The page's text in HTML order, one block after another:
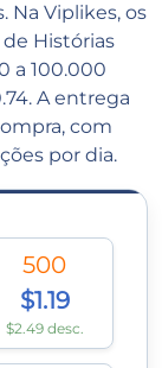
Na Viplikes, os
Histórias
a 100.000
A entrega
com
por dia.
500
$1.19
$2.49 desc.